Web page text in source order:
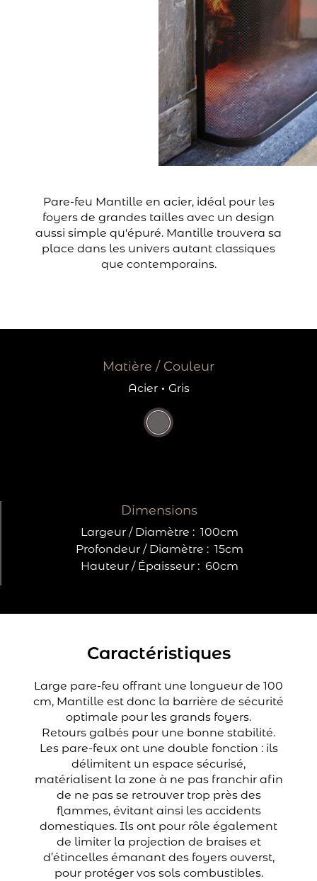
Pare-feu Mantille en acier, idéal pour les
foyers de grandes tailles avec un design
aussi simple qu'épuré. Mantille trouvera sa
place dans les univers autant classiques
que contemporains.
Matière / Couleur
Acier· Gris
Dimensions
Largeur / Diamètre : 100cm
Profondeur / Diamètre : 15cm
Hauteur / Épaisseur : 60cm
Caractéristiques
Large pare-feu offrant une longueur de 100
cm, Mantille est donc la barrière de sécurité
optimale pour les grands foyers.
Retours galbés pour une bonne stabilité.
Les pare-feux ont une double fonction : ils
délimitent un espace sécurisé,
matérialisent la zone à ne pas franchir afin
de ne pas se retrouver trop près des
flammes, évitant ainsi les accidents
domestiques. Ils ont pour rôle également
de limiter la projection de braises et
d’étincelles émanant des foyers ouverst,
pour protéger vos sols combustibles.